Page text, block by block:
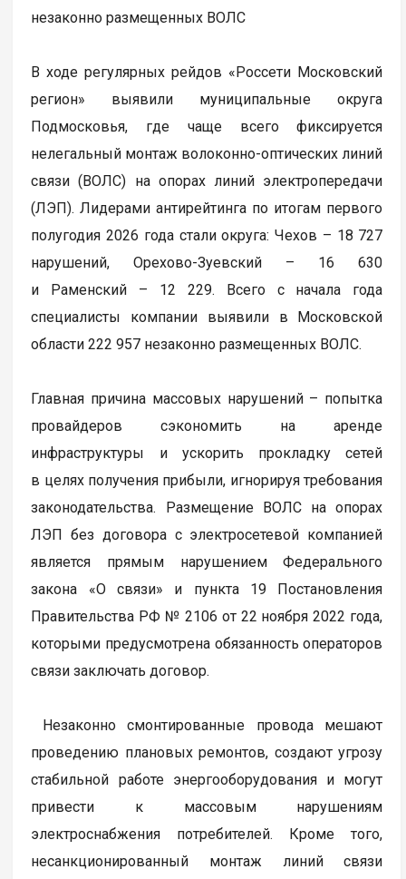
незаконно размещенных ВОЛС
В ходе регулярных рейдов «Россети Московский
регион» выявили муниципальные округа
Подмосковья, где чаще всего фиксируется
нелегальный монтаж волоконно-оптических линий
связи (ВОЛС) на опорах линий электропередачи
(ЛЭП). Лидерами антирейтинга по итогам первого
полугодия 2026 года стали округа: Чехов – 18 727
нарушений, Орехово-Зуевский – 16 630
и Раменский – 12 229. Всего с начала года
специалисты компании выявили в Московской
области 222 957 незаконно размещенных ВОЛС.
Главная причина массовых нарушений – попытка
провайдеров сэкономить на аренде
инфраструктуры и ускорить прокладку сетей
в целях получения прибыли, игнорируя требования
законодательства. Размещение ВОЛС на опорах
ЛЭП без договора с электросетевой компанией
является прямым нарушением Федерального
закона «О связи» и пункта 19 Постановления
Правительства РФ № 2106 от 22 ноября 2022 года,
которыми предусмотрена обязанность операторов
связи заключать договор.
Незаконно смонтированные провода мешают
проведению плановых ремонтов, создают угрозу
стабильной работе энергооборудования и могут
привести к массовым нарушениям
электроснабжения потребителей. Кроме того,
несанкционированный монтаж линий связи